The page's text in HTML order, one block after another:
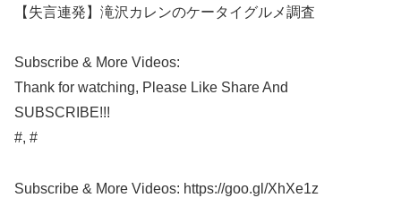
【失言連発】滝沢カレンのケータイグルメ調査
Subscribe & More Videos:
Thank for watching, Please Like Share And
SUBSCRIBE!!!
#, #
Subscribe & More Videos: https://goo.gl/XhXe1z